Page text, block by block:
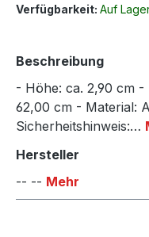
Verfügbarkeit: Auf
Beschreibung
- Höhe: ca. 2,90 cm -
62,00 cm - Material:
Sicherheitshinweis:…
Hersteller
-- -- Mehr